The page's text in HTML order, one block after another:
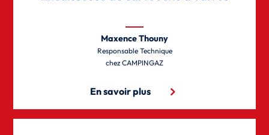
Maxence Thouny
Responsable Technique
CAMPINGAZ
En savoir plus